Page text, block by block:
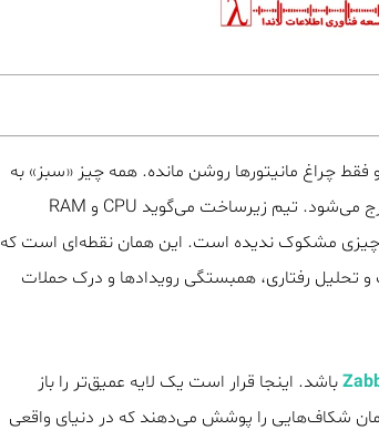
چراغ مانیتورها روشن مانده. همه چیز «سبز» به
نظر می‌رسد، اما ناگهان یکی از سرویس‌های حیاتی فروش از دسترس خارج می‌شود. تیم زیرساخت می‌گوید CPU و RAM
چیزی مشکوک ندیده است. این همان نقطه‌ای است که
تحلیل رفتاری، همبستگی رویدادها و درک حملات
باشد. اینجا قرار است یک لایه عمیق‌تر را باز
شکاف‌هایی را پوشش می‌دهند که در دنیای واقعی